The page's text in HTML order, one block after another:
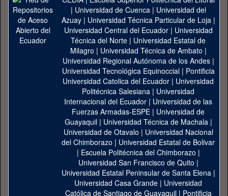
| Universidad de Cuenca| Universidad del
Azuay| Universidad Técnica Particular de Loja|
Universidad Central del Ecuador| Universidad
Técnica del Norte | Universidad Estatal de
Milagro | Universidad Técnica de Ambato |
Universidad Regional Autónoma de los Andes|
Universidad Tecnológica Equinoccial| Pontificia
Universidad Catolica del Ecuador | Universidad
Politécnica Salesiana | Universidad
Internacional del Ecuador | Universidad de las
Fuerzas Armadas-ESPE | Universidad de
Guayaquil| Universidad Técnica de Machala|
Universidad de Otavalo | Universidad Nacional
del Chimborazo | Universidad Estatal de Bolivar
| Escuela Politécnica del Chimborazo |
Universidad San Francisco de Quito |
Universidad Estatal Peninsular de Santa Elena|
Universidad Casa Grande | Universidad
Católica de Santiago de Guayaquil| Pontificia